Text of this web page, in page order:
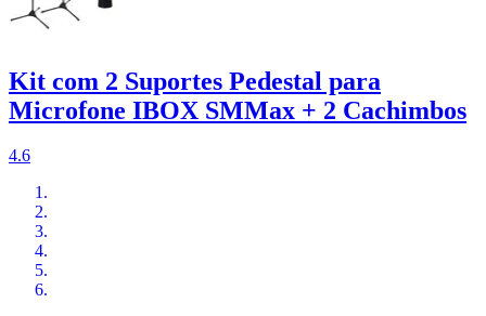
Kit com 2 Suportes Pedestal para
Microfone IBOX SMMax + 2 Cachimbos
4.6